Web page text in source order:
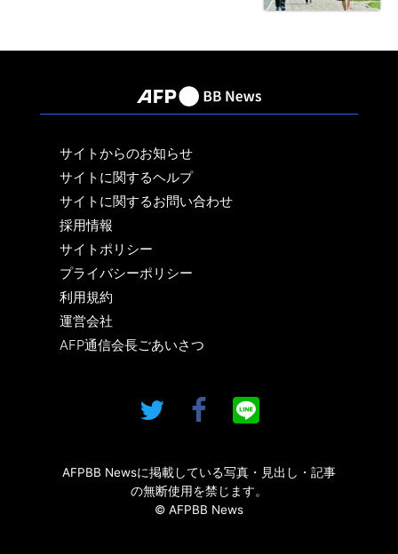
サイトからのお知らせ
サイトに関するヘルプ
サイトに関するお問い合わせ
採用情報
サイトポリシー
プライバシーポリシー
利用規約
運営会社
AFP通信会長ごあいさつ
AFPBB Newsに掲載している写真・見出し・記事
の無断使用を禁じます。
© AFPBB News